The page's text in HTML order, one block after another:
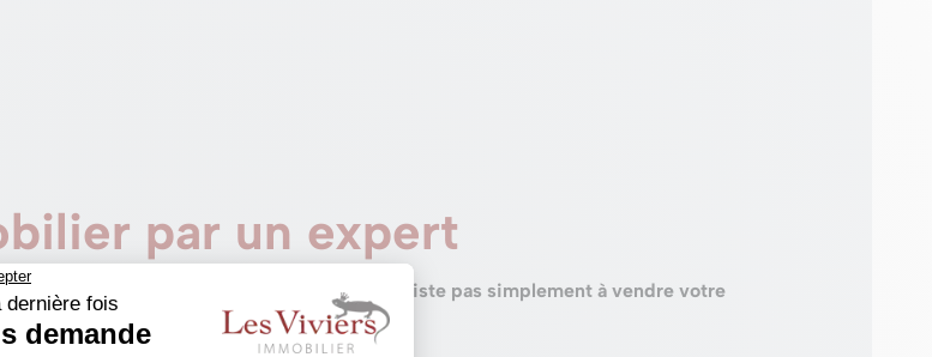
par un expert
local
Notre métier ne consiste pas simplement à vendre votre